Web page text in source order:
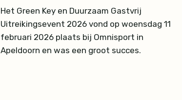
Het Green Key en Duurzaam Gastvrij
Uitreikingsevent 2026 vond op woensdag 11
februari 2026 plaats bij Omnisport in
Apeldoorn en was een groot succes.